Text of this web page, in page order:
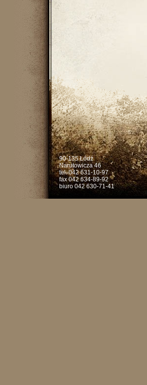
90-135 Łódź
Narutowicza 46
tel. 042 631-10-97
fax 042 634-89-92
biuro 042 630-71-41